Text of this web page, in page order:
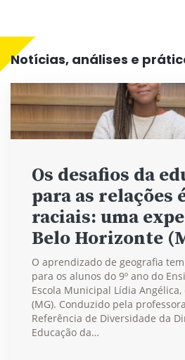
Notícias, análises e
Os desafios da
para as relações
raciais: uma
Belo Horizonte
O aprendizado de geografia
para os alunos do 9º ano do
Escola Municipal Lídia
(MG). Conduzido pela
Referência de Diversidade da
Educação da…